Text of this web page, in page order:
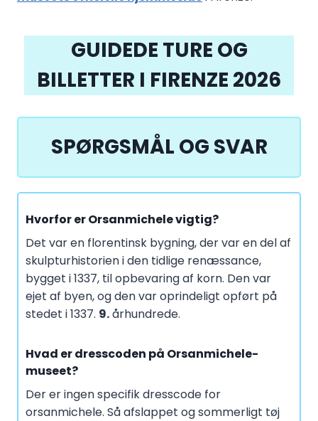
GUIDEDE TURE OG
BILLETTER I FIRENZE 2026
SPØRGSMÅL OG SVAR
Hvorfor er Orsanmichele vigtig?
Det var en florentinsk bygning, der var en del af
skulpturhistorien i den tidlige renæssance,
bygget i 1337, til opbevaring af korn. Den var
ejet af byen, og den var oprindeligt opført på
stedet i 1337. 9.århundrede.
Hvad er dresscoden på Orsanmichele-
museet?
Der er ingen specifik dresscode for
orsanmichele. Så afslappet og sommerligt tøj